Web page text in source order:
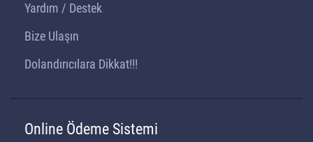
Yardım / Destek
Bize Ulaşın
Dolandırıcılara Dikkat!!!
Online Ödeme Sistemi